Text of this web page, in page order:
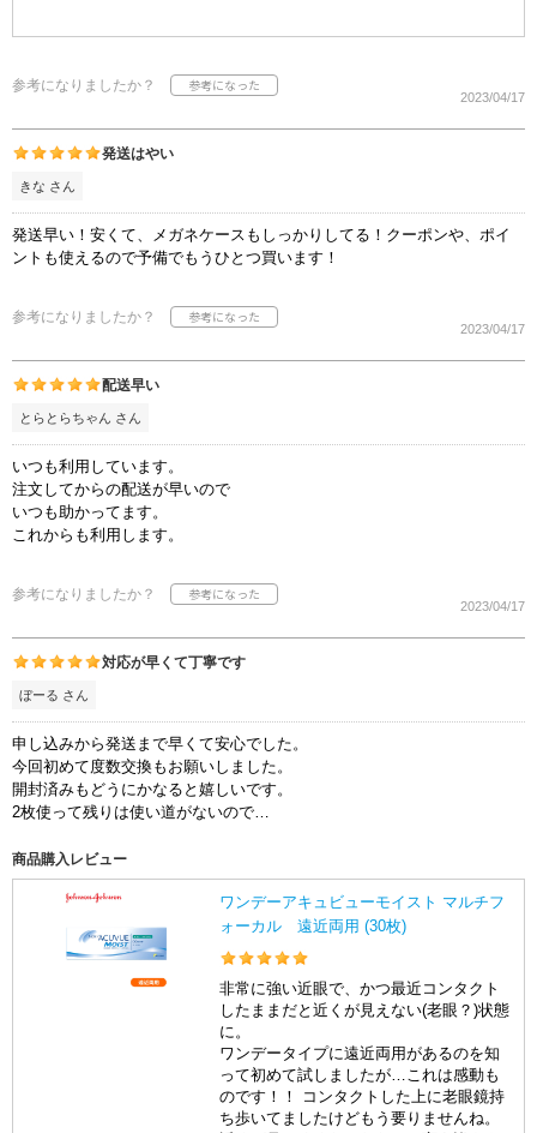
参考になりましたか？
2023/04/17
発送はやい
きな さん
発送早い！安くて、メガネケースもしっかりしてる！クーポンや、ポイ
ントも使えるので予備でもうひとつ買います！
参考になりましたか？
2023/04/17
配送早い
とらとらちゃん さん
いつも利用しています。
注文してからの配送が早いので
いつも助かってます。
これからも利用します。
参考になりましたか？
2023/04/17
対応が早くて丁寧です
ぼーる さん
申し込みから発送まで早くて安心でした。
今回初めて度数交換もお願いしました。
開封済みもどうにかなると嬉しいです。
2枚使って残りは使い道がないので…
商品購入レビュー
ワンデーアキュビューモイスト マルチフ
ォーカル 遠近両用 (30枚)
非常に強い近眼で、かつ最近コンタクト
したままだと近くが見えない(老眼？)状態
に。
ワンデータイプに遠近両用があるのを知
って初めて試しましたが…これは感動も
のです！！ コンタクトした上に老眼鏡持
ち歩いてましたけどもう要りませんね。